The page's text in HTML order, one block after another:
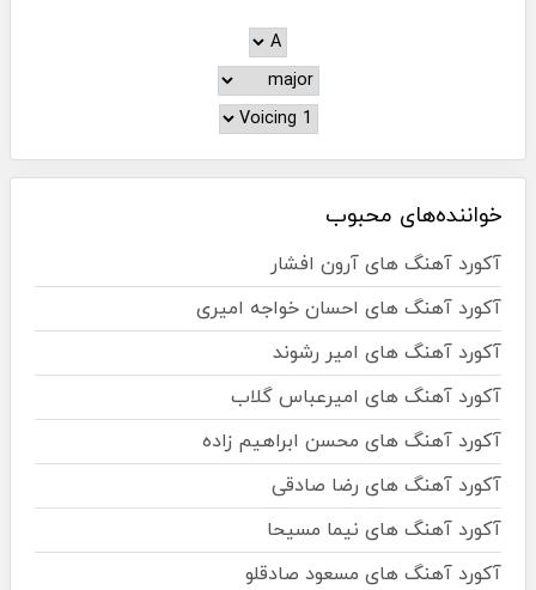
خواننده‌های محبوب
آکورد آهنگ های آرون افشار
آکورد آهنگ های احسان خواجه امیری
آکورد آهنگ های امیر رشوند
آکورد آهنگ های امیرعباس گلاب
آکورد آهنگ های محسن ابراهیم زاده
آکورد آهنگ های رضا صادقی
آکورد آهنگ های نیما مسیحا
آکورد آهنگ های مسعود صادقلو